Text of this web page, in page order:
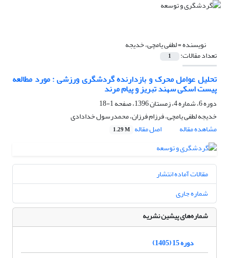
نویسنده =لطفی یامچی، خدیجه
تعداد مقالات: 1
تحلیل عوامل محرک و بازدارنده گردشگری ورزشی : مورد مطالعه
پیست اسکی سهند تبریز و پیام مرند
دوره 6، شماره 4، زمستان 1396، صفحه
1-18
خدیجه لطفی یامچی، فرزام فرزان، محمدرسول خدادادی
مشاهده مقاله
اصل مقاله 1.29 M
مقالات آماده انتشار
شماره جاری
شماره‌های پیشین نشریه
دوره 15 (1405)